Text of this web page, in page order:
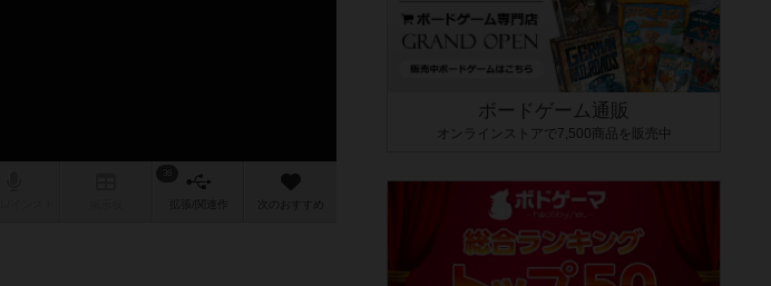
作 次のおすすめ
ボードゲーム通販
オンラインストアで7,500商品を販売中